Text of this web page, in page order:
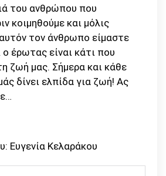
του ανθρώπου που
κοιμηθούμε και μόλις
τον άνθρωπο είμαστε
έρωτας είναι κάτι που
ζωή μας. Σήμερα και κάθε
δίνει ελπίδα για ζωή! Ας
Ευγενία Κελαράκου